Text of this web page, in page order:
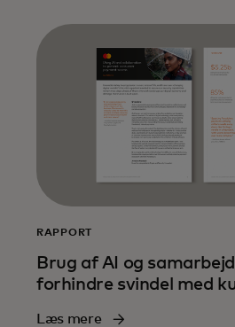
RAPPORT
Brug af AI og
forhindre svindel med
Læs mere